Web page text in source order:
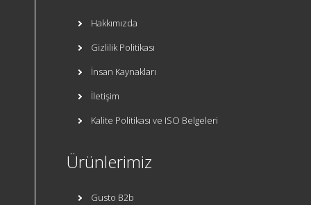
Hakkımızda
Gizlilik Politikası
İnsan Kaynakları
İletişim
Kalite Politikası ve ISO Belgeleri
Ürünlerimiz
Gusto B2b